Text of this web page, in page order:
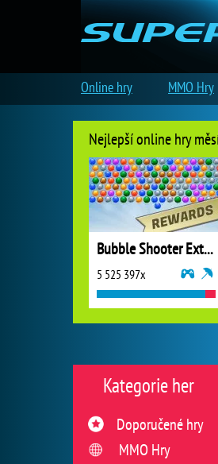
Kategorie her
Doporučené hry
MMO Hry
Nejlepší online hry
Bubble Shooter Extreme
5 525 397x
Online hry MMO Hry